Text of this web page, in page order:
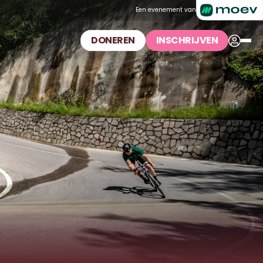
Een evenement van
DONEREN INSCHRIJVEN